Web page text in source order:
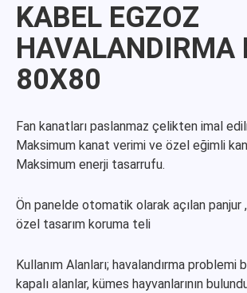
KABEL EGZOZ
HAVALANDIRMA
80X80
Fan kanatları paslanmaz çelikten imal
Maksimum kanat verimi ve özel eğimli
Maksimum enerji tasarrufu.
Ön panelde otomatik olarak açılan panjur
özel tasarım koruma teli
Kullanım Alanları; havalandırma problemi
kapalı alanlar, kümes hayvanlarının